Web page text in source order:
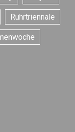
Ruhrtriennale